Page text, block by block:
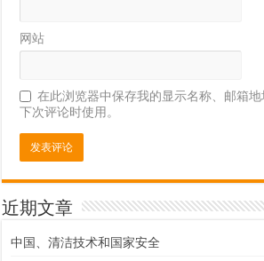
网站
在此浏览器中保存我的显示名称、邮箱
下次评论时使用。
近期文章
中国、清洁技术和国家安全